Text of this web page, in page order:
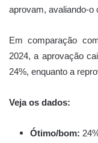
aprovam, avaliando-o
Em comparação
2024, a aprovação
24%, enquanto a
Veja os dados:
Ótimo/bom: